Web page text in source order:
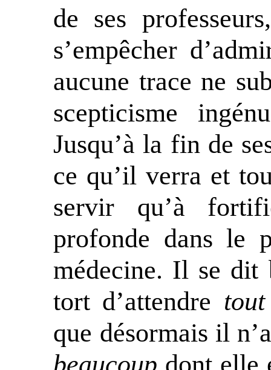
de ses
s’empêcher
aucune trace ne
scepticisme
Jusqu’à la fin de
ce qu’il verra et
servir qu’à
profonde dans le
médecine. Il se dit
tort d’attendre tout
que désormais il
beaucoup dont elle